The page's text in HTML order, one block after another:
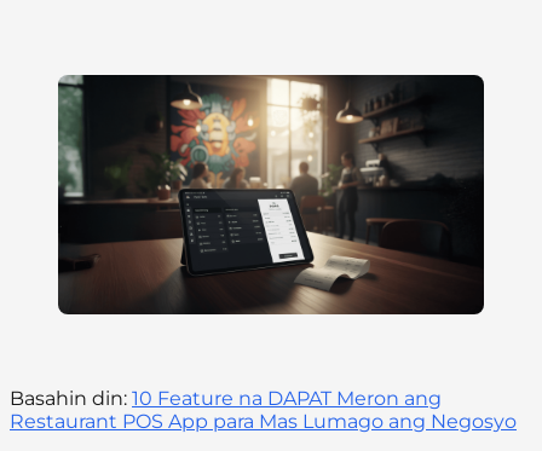
Basahin din: 10 Feature na DAPAT Meron ang
Restaurant POS App para Mas Lumago ang Negosyo